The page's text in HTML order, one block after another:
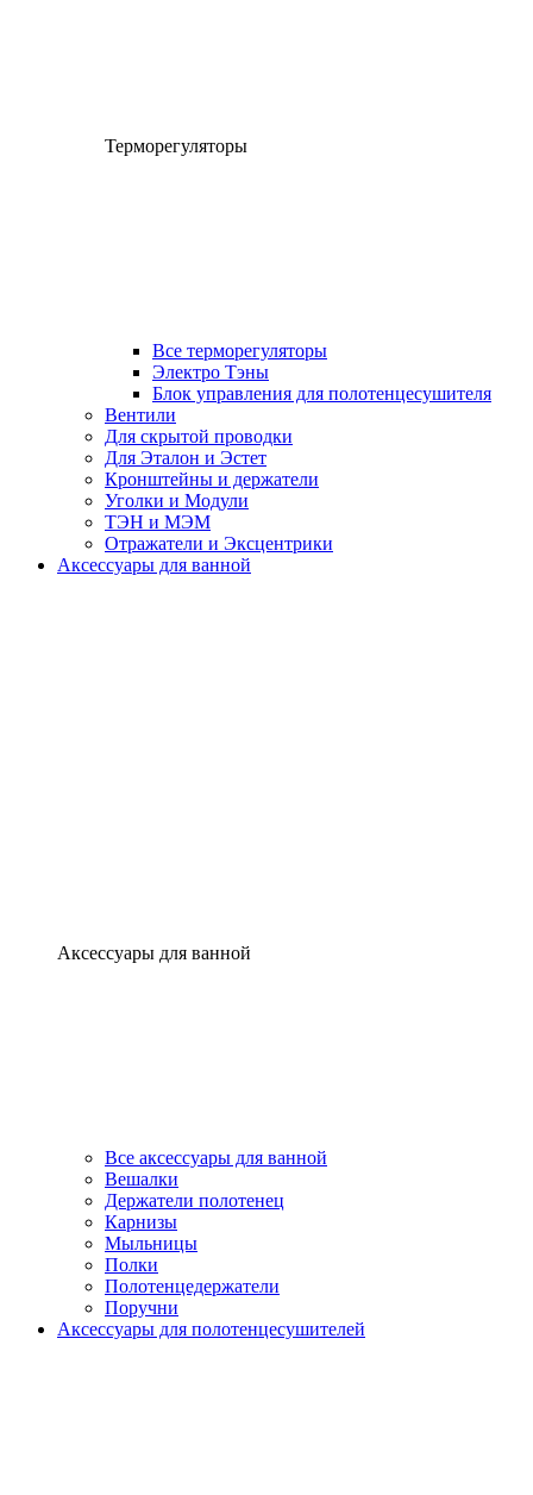
Терморегуляторы
Все терморегуляторы
Электро Тэны
Блок управления для полотенцесушителя
Вентили
Для скрытой проводки
Для Эталон и Эстет
Кронштейны и держатели
Уголки и Модули
ТЭН и МЭМ
Отражатели и Эксцентрики
Аксессуары для ванной
Аксессуары для ванной
Все аксессуары для ванной
Вешалки
Держатели полотенец
Карнизы
Мыльницы
Полки
Полотенцедержатели
Поручни
Аксессуары для полотенцесушителей